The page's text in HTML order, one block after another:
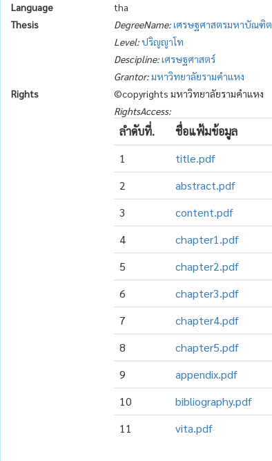
Language
tha
Thesis
DegreeName:เศรษฐศาสตรมหาบัณฑิต
Level:ปริญญาโท
Descipline:เศรษฐศาสตร์
Grantor:มหาวิทยาลัยรามคำแหง
Rights
©copyrights มหาวิทยาลัยรามคำแหง
RightsAccess:
ลำดับที่. ชื่อแฟ้มข้อมูล
1
title.pdf
2
abstract.pdf
3
content.pdf
4
chapter1.pdf
5
chapter2.pdf
6
chapter3.pdf
7
chapter4.pdf
8
chapter5.pdf
9
appendix.pdf
10
bibliography.pdf
11
vita.pdf